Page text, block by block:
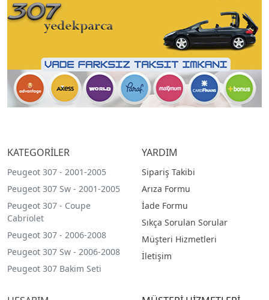
KATEGORİLER
Peugeot 307 - 2001-2005
Peugeot 307 Sw - 2001-2005
Peugeot 307 - Coupe
Cabriolet
Peugeot 307 - 2006-2008
Peugeot 307 Sw - 2006-2008
Peugeot 307 Bakim Seti
YARDIM
Sipariş Takibi
Arıza Formu
İade Formu
Sıkça Sorulan Sorular
Müşteri Hizmetleri
İletişim